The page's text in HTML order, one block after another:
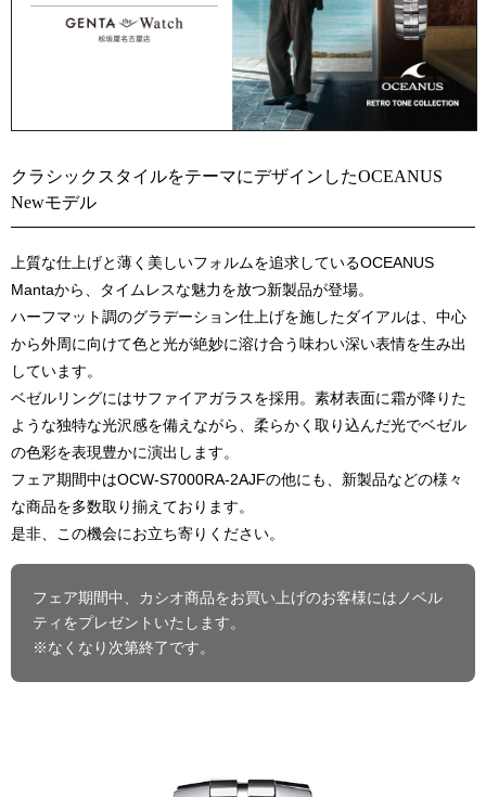
クラシックスタイルをテーマにデザインしたOCEANUS
Newモデル
上質な仕上げと薄く美しいフォルムを追求しているOCEANUS
Mantaから、タイムレスな魅力を放つ新製品が登場。
ハーフマット調のグラデーション仕上げを施したダイアルは、中心
から外周に向けて色と光が絶妙に溶け合う味わい深い表情を生み出
しています。
ベゼルリングにはサファイアガラスを採用。素材表面に霜が降りた
ような独特な光沢感を備えながら、柔らかく取り込んだ光でベゼル
の色彩を表現豊かに演出します。
フェア期間中はOCW-S7000RA-2AJFの他にも、新製品などの様々
な商品を多数取り揃えております。
是非、この機会にお立ち寄りください。
フェア期間中、カシオ商品をお買い上げのお客様にはノベル
ティをプレゼントいたします。
※なくなり次第終了です。